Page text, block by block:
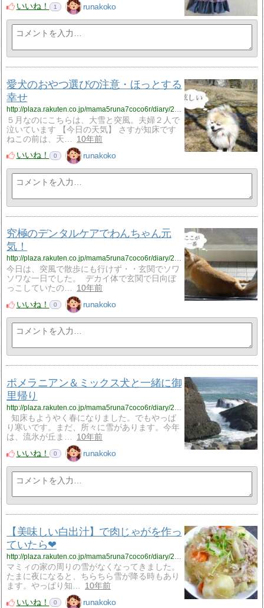
いいね！ 1 runakoko
愛犬のおやつ選びの注意・ほっとする
幸せ
http://plaza.rakuten.co.jp/mama5runa7coco6r/diary/201604300000/
５月なのにこちらは、大雪と突風。夫婦２人で
泣いています 【今日の天気】 さすが知床です
ねこの前は、天…
10年前
いいね！
0 runakoko
究極のデンタルケアでわんちゃん元
気！
http://plaza.rakuten.co.jp/mama5runa7coco6r/diary/201604230000/
今日は、突風で散歩にも行けず・・玄関でソワ
ソワな一日でした。 デカイ体で玄関で日向ぼ
っこしていたの…
10年前
いいね！
0 runakoko
ポメラニアン＆ミックス犬と一緒に御
里帰り
知床もようやく春になりました。でもやっぱ
り寒いです。まだ、所々に雪があります。今年
は、流氷が丘ま…
10年前
いいね！
0 runakoko
【美味しい白出汁】で肉じゃがを作っ
ていたら❤
マミィの家の周りの雪がなくなってきました。
たまに夜になると、ちらちら雪が降る時もあり
ます。やっぱり知…
10年前
いいね！
0 runakoko